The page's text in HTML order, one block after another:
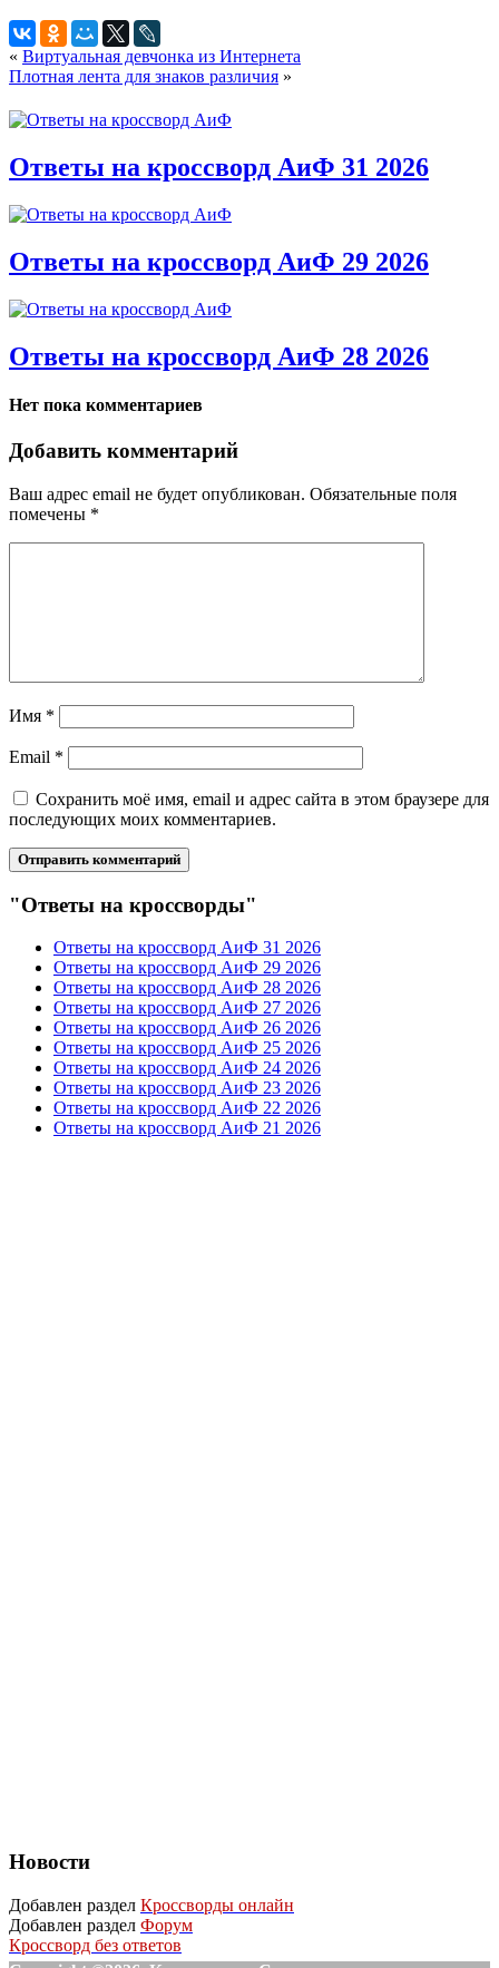
« Виртуальная девчонка из Интернета
Плотная лента для знаков различия »
Ответы на кроссворд АиФ 31 2026
Ответы на кроссворд АиФ 29 2026
Ответы на кроссворд АиФ 28 2026
Нет пока комментариев
Добавить комментарий
Ваш адрес email не будет опубликован. Обязательные поля
помечены *
Имя *
Email *
Сохранить моё имя, email и адрес сайта в этом браузере для
последующих моих комментариев.
"Ответы на кроссворды"
Ответы на кроссворд АиФ 31 2026
Ответы на кроссворд АиФ 29 2026
Ответы на кроссворд АиФ 28 2026
Ответы на кроссворд АиФ 27 2026
Ответы на кроссворд АиФ 26 2026
Ответы на кроссворд АиФ 25 2026
Ответы на кроссворд АиФ 24 2026
Ответы на кроссворд АиФ 23 2026
Ответы на кроссворд АиФ 22 2026
Ответы на кроссворд АиФ 21 2026
Новости
Добавлен раздел Кроссворды онлайн
Добавлен раздел Форум
Кроссворд без ответов